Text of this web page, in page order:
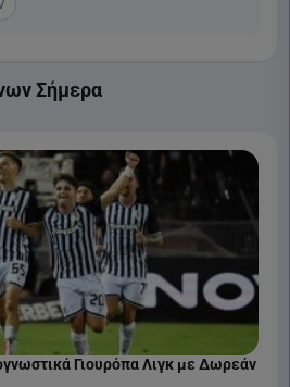
Σήμερα
Γιουρόπα Λιγκ με Δωρεάν